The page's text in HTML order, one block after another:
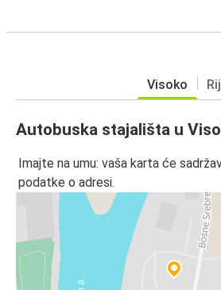
Visoko
Autobuska stajališta u
Imajte na umu: vaša karta će
podatke o adresi.